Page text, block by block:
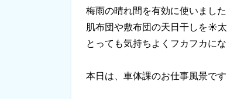
梅雨の晴れ間を有効に使いまし
肌布団や敷布団の天日干しを☀太
とっても気持ちよくフカフカに
本日は、車体課のお仕事風景で